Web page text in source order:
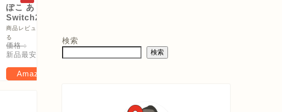
ぽこ あ ポケモン -
Switch2
【Amazon.co.jpオ
リジナル特典】メ
タモン型木製トレ
ー(サイズ約直径
16cm) 同梱 & デジ
タル特典 家具「ひ
商品レビュー・口コミを見
る
価格 :
新品最安値 :
Amazonで見る
価格 :
検索
検索